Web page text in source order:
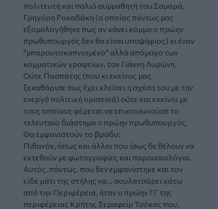
πολιτευτή και παλιό συμμαθητή του Σαμαρά,
Γρηγόρη Ροκαδάκη (ο οποίος πάντως μας
εξομολογήθηκε πως αν κάνει κόμμα ο πρώην
πρωθυπουργός δεν θα είναι υποψήφιος) κι έναν
"μπαρουτοκαπνισμένο" αλλά απόμαχο των
κομματικών γραφείων, τον Γιάννη Λυρώνη.
Ούτε Πασπάτης (που κι εκείνος μας
ξεκαθάρισε πως έχει κλείσει η σχέση του με την
ενεργό πολιτική οριστικά) ούτε και εκείνοι με
τους οποίους φέρεται να επικοινωνούσε το
τελευταίο διάστημα ο πρώην πρωθυπουργός.
Θα εμφανιστούν το βράδυ;
Πιθανόν, όπως και άλλοι που ίσως δε θέλουν να
εκτεθούν με φωτογραφίες και παρουσιολόγια.
Αυτός, πάντως, που δεν εμφανίστηκε και τον
είδε μάτι της στήλης να… σουλατσάρει κάτω
από την Περιφέρεια, ήταν ο πρώην ΓΓ της
περιφέρειας Κρήτης Σεραφείμ Τσόκας που,